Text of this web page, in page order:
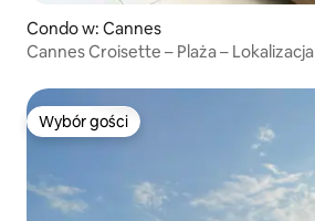
Condo w: Cannes
Cannes Croisette – Plaża –
Wybór gości
Wybór gości